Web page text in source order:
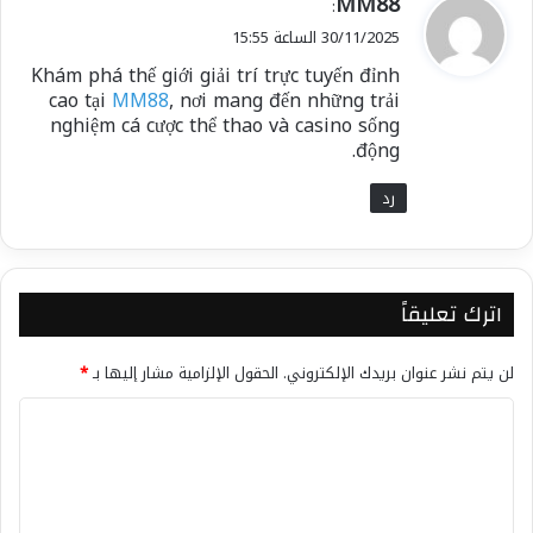
ق
ل
:
30/11/2025 الساعة 15:55
Khám phá thế giới giải trí trực tuyến đỉnh
cao tại MM88, nơi mang đến những trải
nghiệm cá cược thể thao và casino sống
động.
رد
اترك تعليقاً
لن يتم نشر عنوان بريدك الإلكتروني. الحقول الإلزامية مشار إليها بـ*